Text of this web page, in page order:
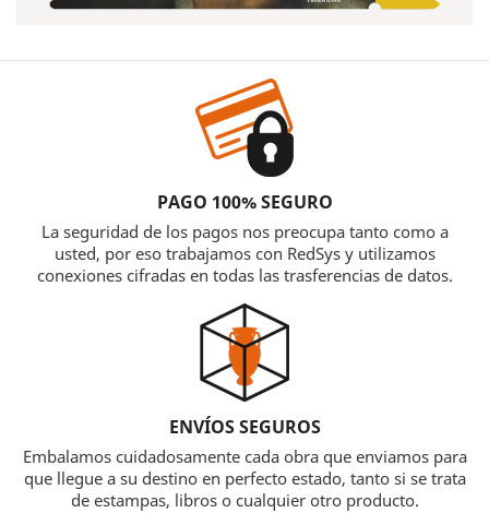
PAGO 100% SEGURO
La seguridad de los pagos nos preocupa tanto como a
usted, por eso trabajamos con RedSys y utilizamos
conexiones cifradas en todas las trasferencias de datos.
ENVÍOS SEGUROS
Embalamos cuidadosamente cada obra que enviamos para
que llegue a su destino en perfecto estado, tanto si se trata
de estampas, libros o cualquier otro producto.